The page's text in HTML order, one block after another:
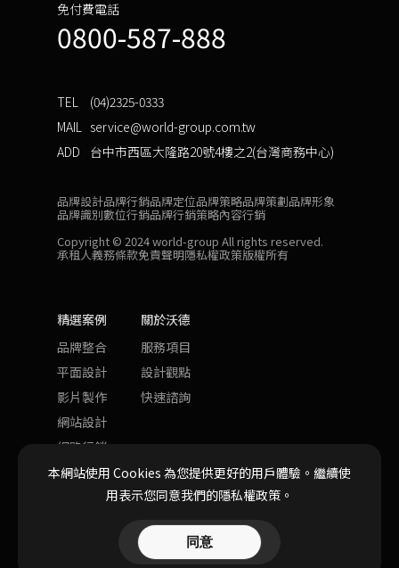
免付費電話
0800-587-888
TEL
(04)2325-0333
MAIL
service@world-group.com.tw
ADD
台中市西區大隆路20號4樓之2(台灣商務中心)
品牌設計品牌行銷品牌定位品牌策略品牌策劃品牌形象
品牌識別數位行銷品牌行銷策略內容行銷
Copyright © 2024 world-group All rights reserved.
承租人義務條款免責聲明隱私權政策版權所有
精選案例
品牌整合
平面設計
影片製作
網站設計
網路行銷
關於沃德
服務項目
設計觀點
快速諮詢
本網站使用 Cookies 為您提供更好的用戶體驗。 繼續使
用表示您同意我們的隱私權政策。
同意